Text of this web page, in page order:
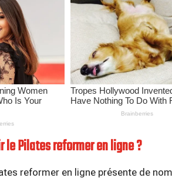
le Pilates reformer en ligne ?
reformer en ligne présente de